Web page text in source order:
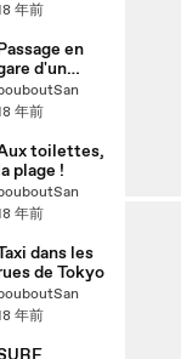
年前
en
d'un
年前
toilettes,
plage !
年前
dans les
de Tokyo
年前